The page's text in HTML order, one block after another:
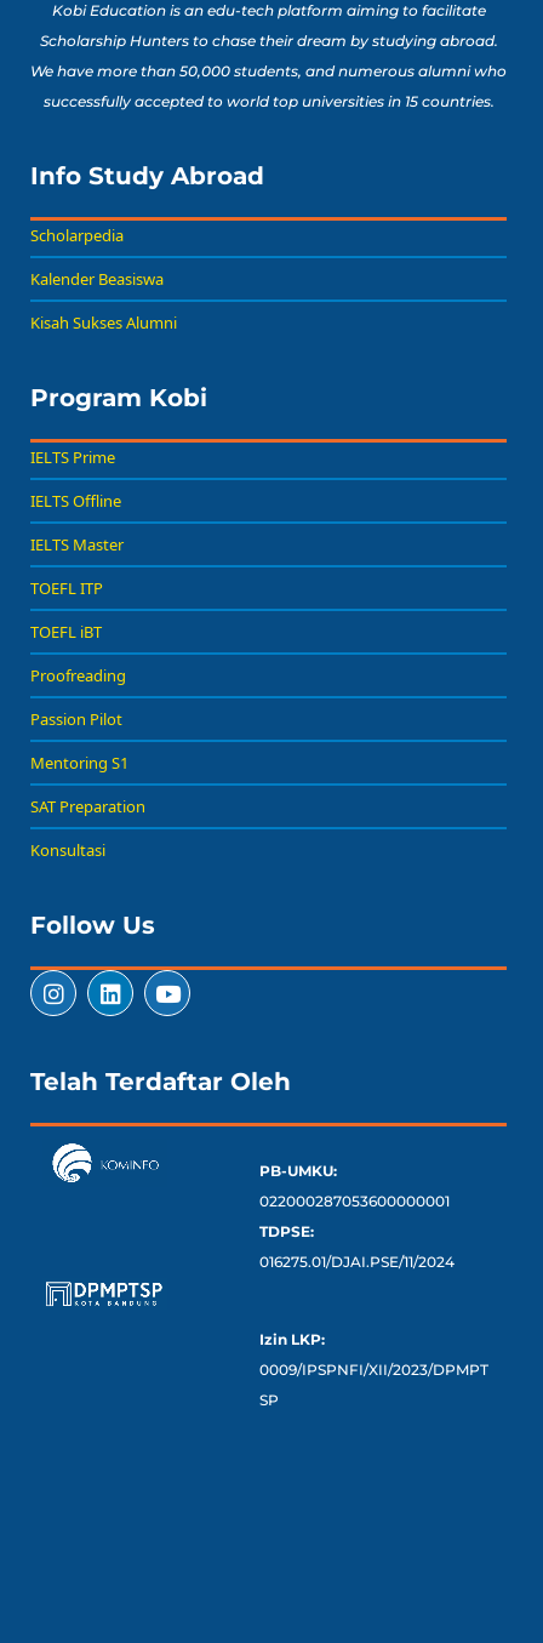
Kobi Education is an edu-tech platform aiming to facilitate
Scholarship Hunters to chase their dream by studying abroad.
We have more than 50,000 students, and numerous alumni who
successfully accepted to world top universities in 15 countries.
Info Study Abroad
Scholarpedia
Kalender Beasiswa
Kisah Sukses Alumni
Program Kobi
IELTS Prime
IELTS Offline
IELTS Master
TOEFL ITP
TOEFL iBT
Proofreading
Passion Pilot
Mentoring S1
SAT Preparation
Konsultasi
Follow Us
Telah Terdaftar Oleh
PB-UMKU:
022000287053600000001
TDPSE:
016275.01/DJAI.PSE/11/2024
Izin LKP:
0009/IPSPNFI/XII/2023/DPMPT
SP